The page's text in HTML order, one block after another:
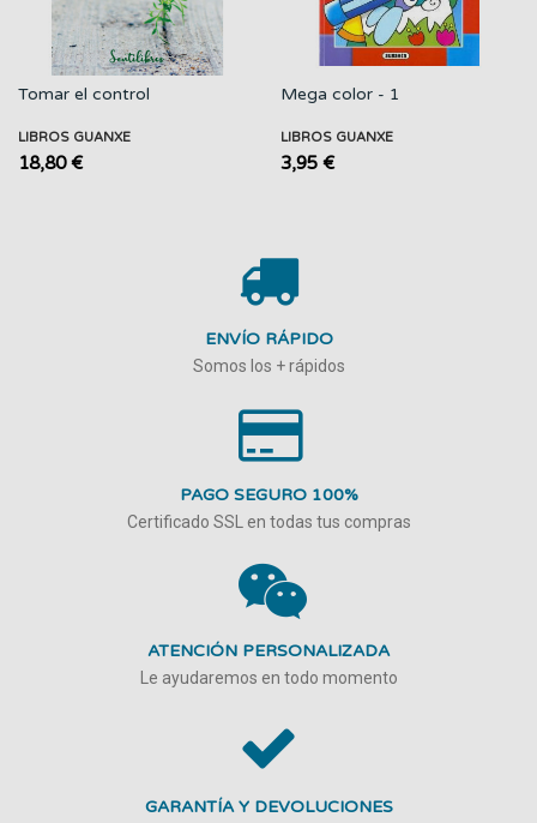
Tomar el control
LIBROS GUANXE
18,80 €
Mega color - 1
LIBROS GUANXE
3,95 €
ENVÍO RÁPIDO
Somos los + rápidos
PAGO SEGURO 100%
Certificado SSL en todas tus compras
ATENCIÓN PERSONALIZADA
Le ayudaremos en todo momento
GARANTÍA Y DEVOLUCIONES